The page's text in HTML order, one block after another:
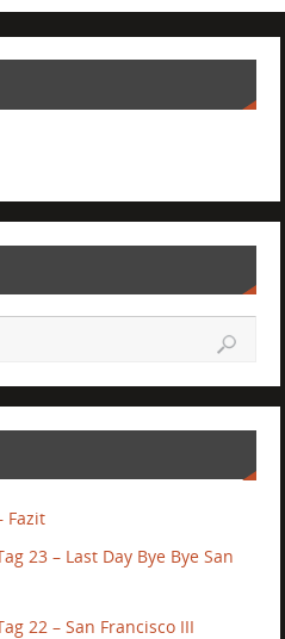
Fazit
23 – Last Day Bye Bye San
22 – San Francisco III